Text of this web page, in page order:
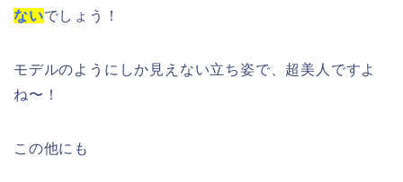
ないでしょう！
モデルのようにしか見えない立ち姿で、超美人ですよ
ね〜！
この他にも